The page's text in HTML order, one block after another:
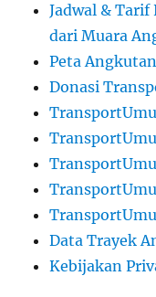
Jadwal & Tarif
dari Muara
Peta
Donasi
Data Trayek
Kebijakan